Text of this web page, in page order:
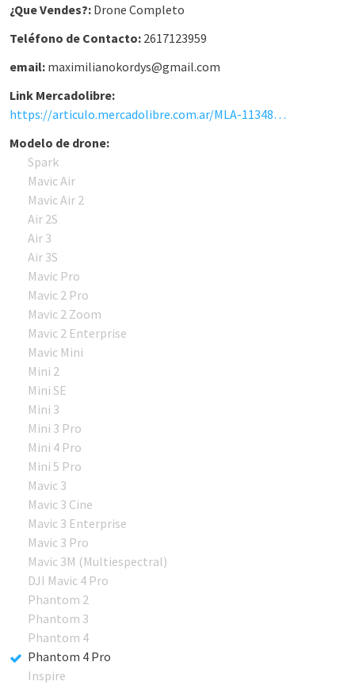
¿Que Vendes?: Drone Completo
Teléfono de Contacto: 2617123959
email: maximilianokordys@gmail.com
Link Mercadolibre:
https://articulo.mercadolibre.com.ar/MLA-1134891248-phantom-4-pro-_JM
Modelo de drone:
Spark
Mavic Air
Mavic Air 2
Air 2S
Air 3
Air 3S
Mavic Pro
Mavic 2 Pro
Mavic 2 Zoom
Mavic 2 Enterprise
Mavic Mini
Mini 2
Mini SE
Mini 3
Mini 3 Pro
Mini 4 Pro
Mini 5 Pro
Mavic 3
Mavic 3 Cine
Mavic 3 Enterprise
Mavic 3 Pro
Mavic 3M (Multiespectral)
DJI Mavic 4 Pro
Phantom 2
Phantom 3
Phantom 4
Phantom 4 Pro
Inspire